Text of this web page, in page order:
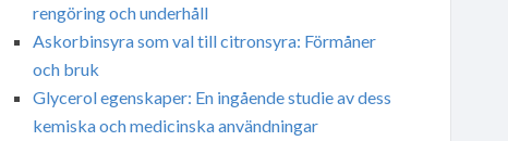
rengöring och underhåll
Askorbinsyra som val till citronsyra: Förmåner
och bruk
Glycerol egenskaper: En ingående studie av dess
kemiska och medicinska användningar